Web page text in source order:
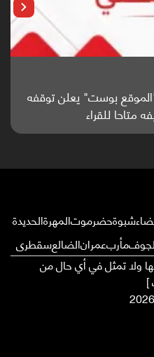
ألزهايمر بدراسة
شبوةحضرموتالمهرةالحديدة
مأربعمرانالضالعسقطرى
ولا تمثل في أي حال من
]